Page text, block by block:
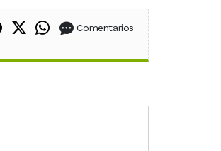
Compartir en Facebook
Compartir en X (Twitter)
Compartir en WhatsApp
Comentarios